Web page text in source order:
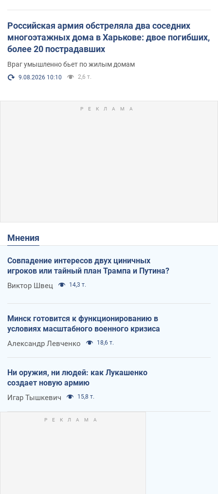
Российская армия обстреляла два соседних
многоэтажных дома в Харькове: двое погибших,
более 20 пострадавших
Враг умышленно бьет по жилым домам
9.08.2026 10:10 2,6 т.
Мнения
Совпадение интересов двух циничных
игроков или тайный план Трампа и Путина?
Виктор Швец 14,3 т.
Минск готовится к функционированию в
условиях масштабного военного кризиса
Александр Левченко 18,6 т.
Ни оружия, ни людей: как Лукашенко
создает новую армию
Игар Тышкевич 15,8 т.